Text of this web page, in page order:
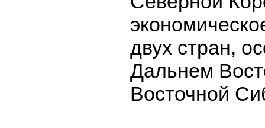
двух стран,
Дальнем
Восточной